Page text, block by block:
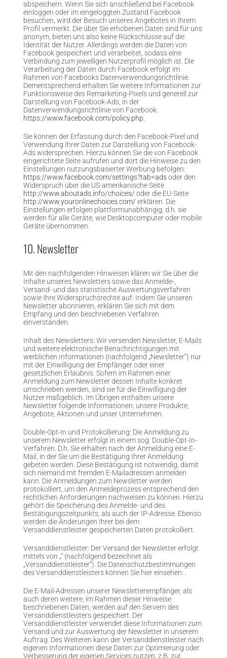
abspeichern. Wenn Sie sich anschließend bei Facebook
einloggen oder im eingeloggten Zustand Facebook
besuchen, wird der Besuch unseres Angebotes in Ihrem
Profil vermerkt. Die über Sie erhobenen Daten sind für uns
anonym, bieten uns also keine Rückschlüsse auf die
Identität der Nutzer. Allerdings werden die Daten von
Facebook gespeichert und verarbeitet, sodass eine
Verbindung zum jeweiligen Nutzerprofil möglich ist. Die
Verarbeitung der Daten durch Facebook erfolgt im
Rahmen von Facebooks Datenverwendungsrichtlinie.
Dementsprechend erhalten Sie weitere Informationen zur
Funktionsweise des Remarketing-Pixels und generell zur
Darstellung von Facebook-Ads, in der
Datenverwendungsrichtlinie von Facebook:
https://www.facebook.com/policy.php
Sie können der Erfassung durch den Facebook-Pixel und
Verwendung Ihrer Daten zur Darstellung von Facebook-
Ads widersprechen. Hierzu können Sie die von Facebook
eingerichtete Seite aufrufen und dort die Hinweise zu den
Einstellungen nutzungsbasierter Werbung befolgen:
https://www.facebook.com/settings?tab=adsoder den
Widerspruch über die US-amerikanische Seite
http://www.aboutads.info/choices/ oder die EU-Seite
http://www.youronlinechoices.com/ erklären. Die
Einstellungen erfolgen plattformunabhängig, d.h. sie
werden für alle Geräte, wie Desktopcomputer oder mobile
Geräte übernommen.
10. Newsletter
Mit den nachfolgenden Hinweisen klären wir Sie über die
Inhalte unseres Newsletters sowie das Anmelde-,
Versand- und das statistische Auswertungsverfahren
sowie Ihre Widerspruchsrechte auf. Indem Sie unseren
Newsletter abonnieren, erklären Sie sich mit dem
Empfang und den beschriebenen Verfahren
einverstanden.
Inhalt des Newsletters: Wir versenden Newsletter, E-Mails
und weitere elektronische Benachrichtigungen mit
werblichen Informationen (nachfolgend „Newsletter“) nur
mit der Einwilligung der Empfänger oder einer
gesetzlichen Erlaubnis. Sofern im Rahmen einer
Anmeldung zum Newsletter dessen Inhalte konkret
umschrieben werden, sind sie für die Einwilligung der
Nutzer maßgeblich. Im Übrigen enthalten unsere
Newsletter folgende Informationen: unsere Produkte,
Angebote, Aktionen und unser Unternehmen.
Double-Opt-In und Protokollierung: Die Anmeldung zu
unserem Newsletter erfolgt in einem sog. Double-Opt-In-
Verfahren. D.h. Sie erhalten nach der Anmeldung eine E-
Mail, in der Sie um die Bestätigung Ihrer Anmeldung
gebeten werden. Diese Bestätigung ist notwendig, damit
sich niemand mit fremden E-Mailadressen anmelden
kann. Die Anmeldungen zum Newsletter werden
protokolliert, um den Anmeldeprozess entsprechend den
rechtlichen Anforderungen nachweisen zu können. Hierzu
gehört die Speicherung des Anmelde- und des
Bestätigungszeitpunkts, als auch der IP-Adresse. Ebenso
werden die Änderungen Ihrer bei dem
Versanddienstleister gespeicherten Daten protokolliert.
Versanddienstleister: Der Versand der Newsletter erfolgt
mittels von „“ (nachfolgend bezeichnet als
„Versanddienstleister“). Die Datenschutzbestimmungen
des Versanddienstleisters können Sie hier einsehen:
Die E-Mail-Adressen unserer Newsletterempfänger, als
auch deren weitere, im Rahmen dieser Hinweise
beschriebenen Daten, werden auf den Servern des
Versanddienstleisters gespeichert. Der
Versanddienstleister verwendet diese Informationen zum
Versand und zur Auswertung der Newsletter in unserem
Auftrag. Des Weiteren kann der Versanddienstleister nach
eigenen Informationen diese Daten zur Optimierung oder
Verbesserung der eigenen Services nutzen, z.B. zur